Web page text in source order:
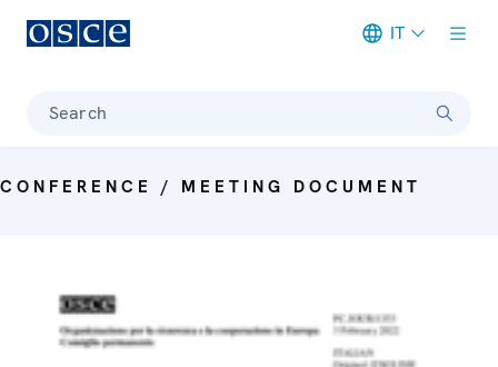
IT
Search
CONFERENCE / MEETING DOCUMENT